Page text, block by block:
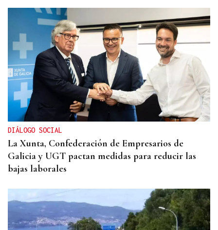
DIÁLOGO SOCIAL
La Xunta, Confederación de Empresarios de
Galicia y UGT pactan medidas para reducir las
bajas laborales